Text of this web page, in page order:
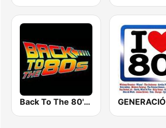
Back To The 80's Radio